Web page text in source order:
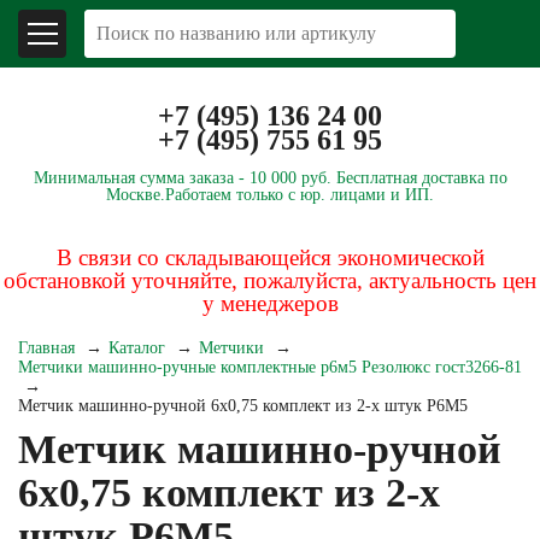
+7 (495) 136 24 00
+7 (495) 755 61 95
Минимальная сумма заказа - 10 000 руб. Бесплатная доставка по
Москве.Работаем только с юр. лицами и ИП.
В связи со складывающейся экономической
обстановкой уточняйте, пожалуйста, актуальность цен
у менеджеров
Главная Каталог
Метчики
Метчики машинно-ручные комплектные р6м5 Резолюкс гост3266-81
Метчик машинно-ручной 6х0,75 комплект из 2-х штук Р6М5
Метчик машинно-ручной
6х0,75 комплект из 2-х